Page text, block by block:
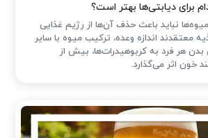
برای دیابتی‌ها بهتر است؟
نباید باعث حذف آن‌ها از رژیم غذایی
معتقدند اندازه وعده، ترکیب میوه با سایر
هر فرد به کربوهیدرات‌ها، بیش از
خون اثر می‌گذارد.